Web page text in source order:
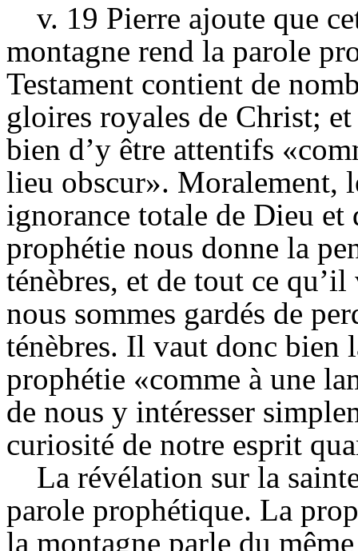
v. 19 Pierre ajoute que
montagne rend la parole
Testament contient de
gloires royales de Christ;
bien d’y être attentifs
lieu obscur». Moralement,
ignorance totale de Dieu
prophétie nous donne la
ténèbres, et de tout ce
nous sommes gardés de
ténèbres. Il vaut donc bien
prophétie «comme à une
de nous y intéresser
curiosité de notre esprit
La révélation sur la
parole prophétique. La
la montagne parle du